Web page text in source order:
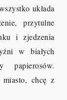
układa
przytulne
i zjedzenia
w białych
chcę z